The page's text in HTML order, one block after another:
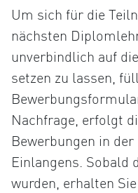
Um sich für die
nächsten
unverbindlich auf
setzen zu lassen,
Nachfrage, erfolgt
Bewerbungen in
Einlangens. Sobald
wurden, erhalten